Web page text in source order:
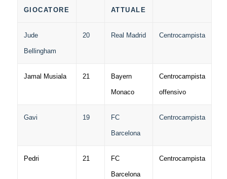
GIOCATORE ATTUALE
Jude
Bellingham
20 Real Madrid Centrocampista
Jamal Musiala 21 Bayern
Monaco
Centrocampista
offensivo
Gavi 19 FC
Barcelona
Centrocampista
Pedri 21 FC
Barcelona
Centrocampista